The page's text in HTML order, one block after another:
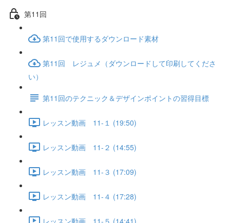
第11回
第11回で使用するダウンロード素材
第11回 レジュメ（ダウンロードして印刷してくださ
い）
第11回のテクニック＆デザインポイントの習得目標
レッスン動画 11-１ (19:50)
レッスン動画 11-２ (14:55)
レッスン動画 11-３ (17:09)
レッスン動画 11-４ (17:28)
レッスン動画 11-５ (14:41)